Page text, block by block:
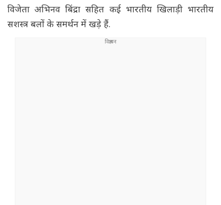
विजेता अभिनव बिंद्रा सहित कई भारतीय खिलाड़ी भारतीय
सशस्त्र बलों के समर्थन में खड़े हैं.